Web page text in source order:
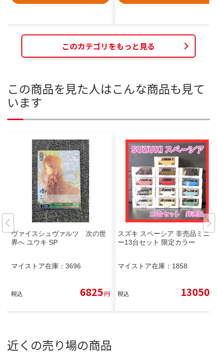
このカテゴリをもっと見る
この商品を見た人はこんな商品も見て
います
ヴァイスシュヴァルツ 次の世
界へ ユウキ SP
マイストア在庫： 3696
税込 6825円
スズキ スペーシア 非売品ミニカ
ー13台セット 限定カラー
マイストア在庫： 1858
税込 13050
近くの売り場の商品